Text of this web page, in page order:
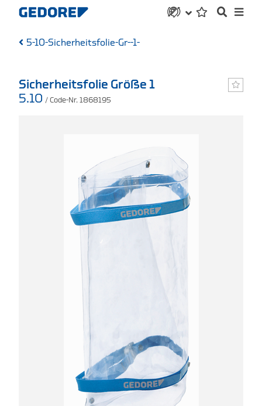
5-10-Sicherheitsfolie-Gr--1-
Sicherheitsfolie Größe 1
5.10 / Code-Nr. 1868195